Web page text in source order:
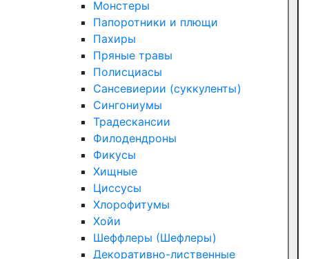
Монстеры
Папоротники и плющи
Пахиры
Пряные травы
Полисциасы
Сансевиерии (суккуленты)
Сингониумы
Традескансии
Филодендроны
Фикусы
Хищные
Циссусы
Хлорофитумы
Хойи
Шеффлеры (Шефлеры)
Декоративно-лиственные